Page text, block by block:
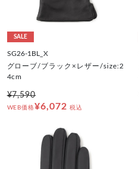
SALE
SG26-1BL_X
グローブ/ブラック×レザー/size:2
4cm
¥7,590
WEB価格¥6,072 税込